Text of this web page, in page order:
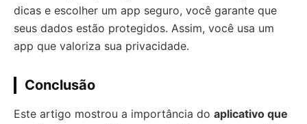
dicas e escolher um app seguro, você garante que
seus dados estão protegidos. Assim, você usa um
app que valoriza sua privacidade.
Conclusão
Este artigo mostrou a importância do aplicativo que